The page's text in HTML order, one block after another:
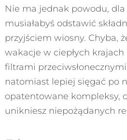
Nie ma jednak powodu,
musiałabyś odstawić
przyjściem wiosny. Chyba,
wakacje w ciepłych
filtrami
natomiast lepiej sięgać po
opatentowane kompleksy,
unikniesz niepożądanych